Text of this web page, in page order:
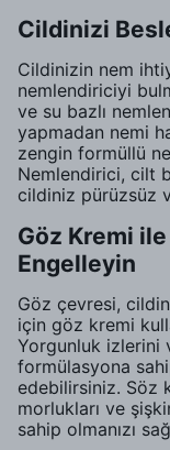
Cildinizi
Cildinizin nem
nemlendiriciyi
ve su bazlı
yapmadan nemi
zengin formüllü
Nemlendirici, cilt
cildiniz pürüzsüz
Göz Kremi
Engelleyin
Göz çevresi,
için göz kremi
Yorgunluk izlerini
formülasyona
edebilirsiniz. Söz
morlukları ve
sahip olmanızı